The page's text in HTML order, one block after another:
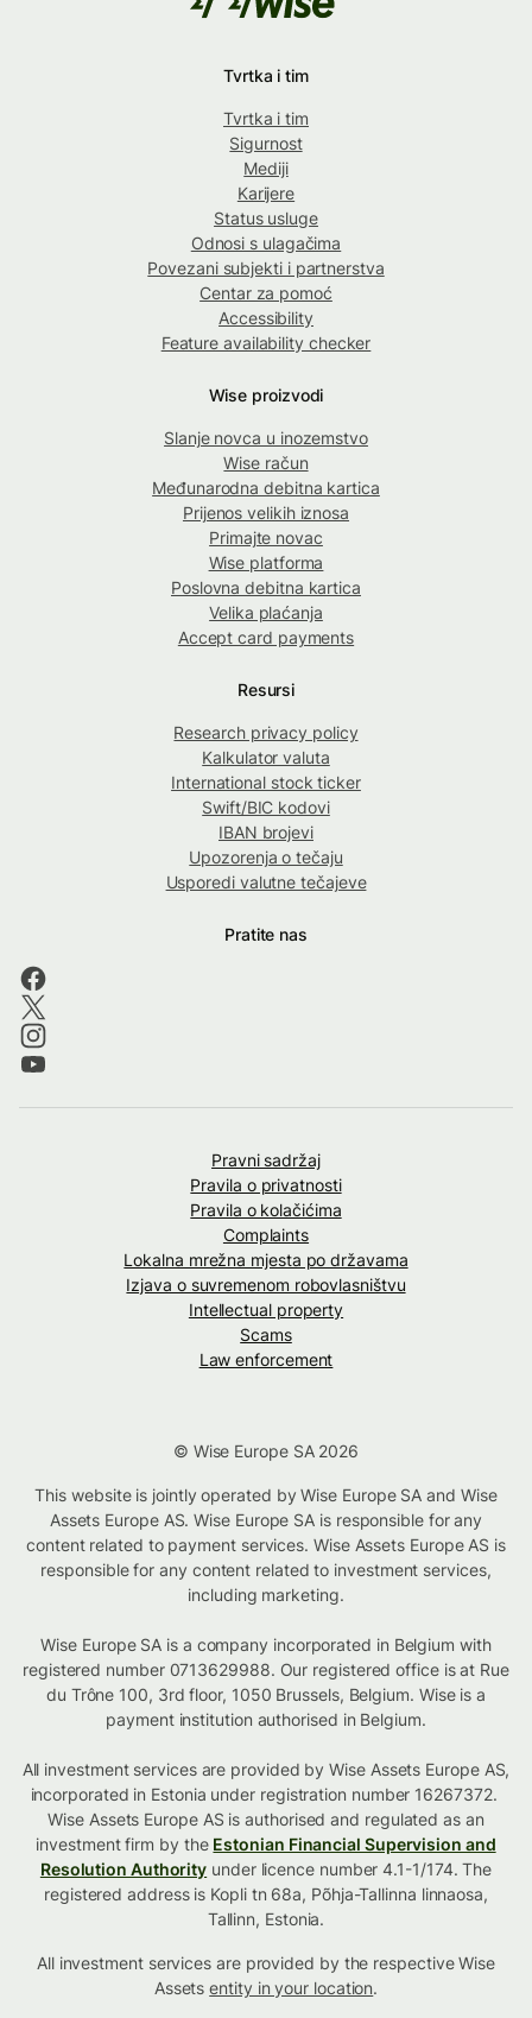
Tvrtka i tim
Tvrtka i tim
Sigurnost
Mediji
Karijere
Status usluge
Odnosi s ulagačima
Povezani subjekti i partnerstva
Centar za pomoć
Accessibility
Feature availability checker
Wise proizvodi
Slanje novca u inozemstvo
Wise račun
Međunarodna debitna kartica
Prijenos velikih iznosa
Primajte novac
Wise platforma
Poslovna debitna kartica
Velika plaćanja
Accept card payments
Resursi
Research privacy policy
Kalkulator valuta
International stock ticker
Swift/BIC kodovi
IBAN brojevi
Upozorenja o tečaju
Usporedi valutne tečajeve
Pratite nas
Pravni sadržaj
Pravila o privatnosti
Pravila o kolačićima
Complaints
Lokalna mrežna mjesta po državama
Izjava o suvremenom robovlasništvu
Intellectual property
Scams
Law enforcement
© Wise Europe SA 2026
This website is jointly operated by Wise Europe SA and Wise
Assets Europe AS. Wise Europe SA is responsible for any
content related to payment services. Wise Assets Europe AS is
responsible for any content related to investment services,
including marketing.
Wise Europe SA is a company incorporated in Belgium with
registered number 0713629988. Our registered office is at Rue
du Trône 100, 3rd floor, 1050 Brussels, Belgium. Wise is a
payment institution authorised in Belgium.
All investment services are provided by Wise Assets Europe AS,
incorporated in Estonia under registration number 16267372.
Wise Assets Europe AS is authorised and regulated as an
investment firm by the Estonian Financial Supervision and
Resolution Authority under licence number 4.1-1/174. The
registered address is Kopli tn 68a, Põhja-Tallinna linnaosa,
Tallinn, Estonia.
All investment services are provided by the respective Wise
Assetsentity in your location.